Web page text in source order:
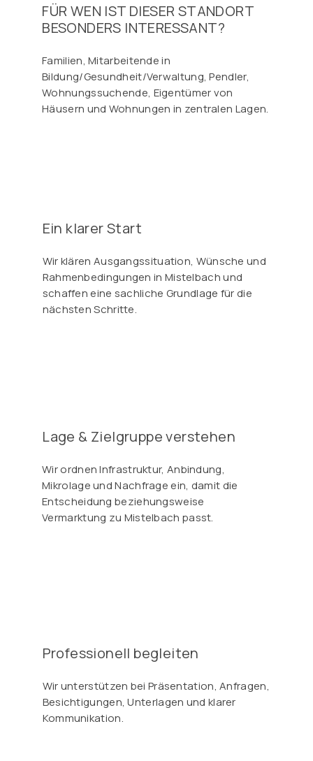
FÜR WEN IST DIESER STANDORT
BESONDERS INTERESSANT?
Familien, Mitarbeitende in
Bildung/Gesundheit/Verwaltung, Pendler,
Wohnungssuchende, Eigentümer von
Häusern und Wohnungen in zentralen Lagen.
Ein klarer Start
Wir klären Ausgangssituation, Wünsche und
Rahmenbedingungen in Mistelbach und
schaffen eine sachliche Grundlage für die
nächsten Schritte.
Lage & Zielgruppe verstehen
Wir ordnen Infrastruktur, Anbindung,
Mikrolage und Nachfrage ein, damit die
Entscheidung beziehungsweise
Vermarktung zu Mistelbach passt.
Professionell begleiten
Wir unterstützen bei Präsentation, Anfragen,
Besichtigungen, Unterlagen und klarer
Kommunikation.